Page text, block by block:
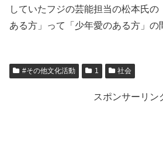
していたフジの芸能担当の松本氏
ある方」って「少年愛のある方」の
#その他文化活動 1 社会
スポンサーリン